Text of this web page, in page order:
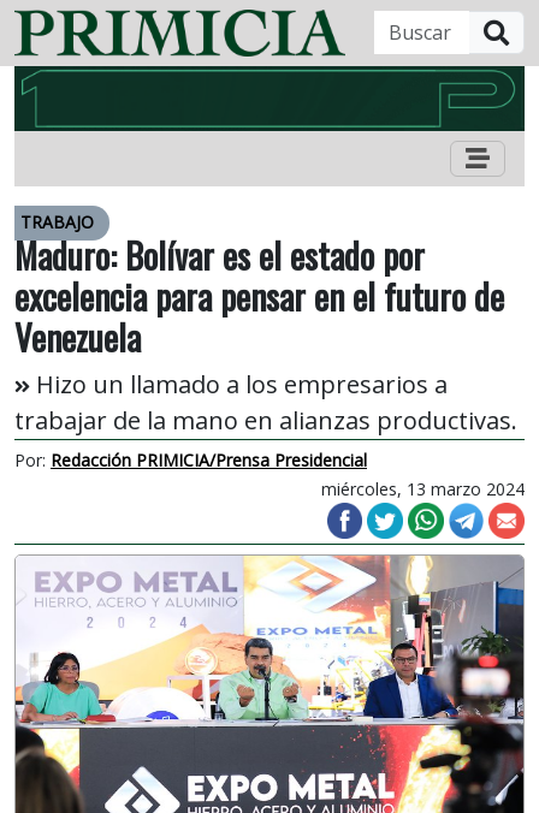
TRABAJO
Maduro: Bolívar es el estado por
excelencia para pensar en el futuro de
Venezuela
Hizo un llamado a los empresarios a
trabajar de la mano en alianzas productivas.
Por: Redacción PRIMICIA/Prensa Presidencial
miércoles, 13 marzo 2024